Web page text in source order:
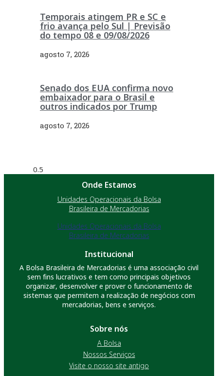
Temporais atingem PR e SC e
frio avança pelo Sul | Previsão
do tempo 08 e 09/08/2026
agosto 7, 2026
Senado dos EUA confirma novo
embaixador para o Brasil e
outros indicados por Trump
agosto 7, 2026
Onde Estamos
Unidades Operacionais da Bolsa
Brasileira de Mercadorias
Unidades Operacionais da Bolsa
Brasileira de Mercadorias
Institucional
A Bolsa Brasileira de Mercadorias é uma associação civil
sem fins lucrativos e tem como principais objetivos
organizar, desenvolver e prover o funcionamento de
sistemas que permitem a realização de negócios com
mercadorias, bens e serviços.
Sobre nós
A Bolsa
Nossos Serviços
Visite o nosso site antigo